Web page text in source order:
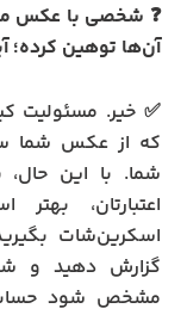
❓ شخصی با عکس
آن‌ها توهین
✅ خیر. مسئولیت
که از عکس شما
شما. با این حال،
اعتبارتان،
اسکرین‌شات
گزارش دهید و
مشخص شود حساب